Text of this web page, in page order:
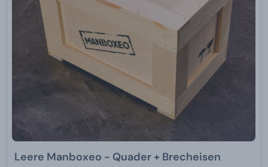
Leere Manboxeo - Quader + Brecheisen